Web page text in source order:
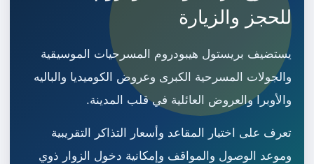
للحجز والزيارة
يستضيف بريستول هيبودروم المسرحيات الموسيقية
والجولات المسرحية الكبرى وعروض الكوميديا والباليه
والأوبرا والعروض العائلية في قلب المدينة.
تعرف على اختيار المقاعد وأسعار التذاكر التقريبية
وموعد الوصول والمواقف وإمكانية دخول الزوار ذوي